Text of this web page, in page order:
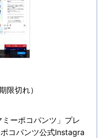
限切れ）
ーポコパンツ」プレ
コパンツ公式Instagra